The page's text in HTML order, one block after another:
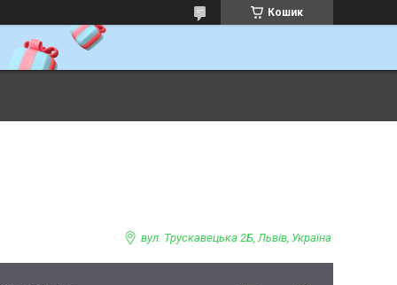
Кошик
вул. Трускавецька 2Б, Львів, Україна